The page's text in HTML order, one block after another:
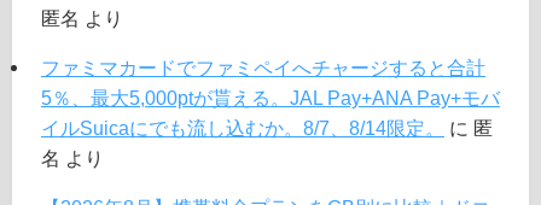
匿名 より
ファミマカードでファミペイへチャージすると合計
5％、最大5,000ptが貰える。JAL Pay+ANA Pay+モバ
イルSuicaにでも流し込むか。8/7、8/14限定。
に 匿
名 より